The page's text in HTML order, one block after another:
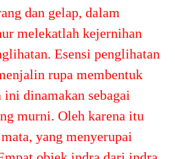
dan gelap, dalam
melekatlah kejernihan
Esensi penglihatan
rupa membentuk
dinamakan sebagai
murni. Oleh karena itu
yang menyerupai